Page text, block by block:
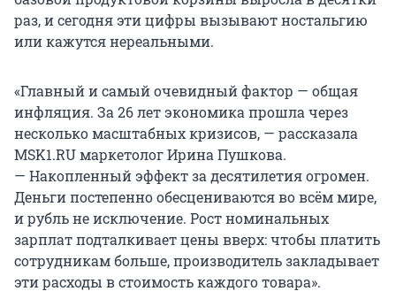
раз, и сегодня эти цифры вызывают ностальгию
или кажутся нереальными.
«Главный и самый очевидный фактор — общая
инфляция. За 26 лет экономика прошла через
несколько масштабных кризисов, — рассказала
MSK1.RU маркетолог Ирина Пушкова.
— Накопленный эффект за десятилетия огромен.
Деньги постепенно обесцениваются во всём мире,
и рубль не исключение. Рост номинальных
зарплат подталкивает цены вверх: чтобы платить
сотрудникам больше, производитель закладывает
эти расходы в стоимость каждого товара».